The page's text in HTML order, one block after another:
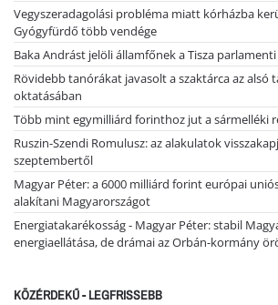
Vegyszeradagolási probléma miatt kórházba
Gyógyfürdő több vendége
Baka Andrást jelöli államfőnek a Tisza
Rövidebb tanórákat javasolt a szaktárca az alsó
oktatásában
Több mint egymilliárd forinthoz jut a sármelléki
Ruszin-Szendi Romulusz: az alakulatok
szeptembertől
Magyar Péter: a 6000 milliárd forint európai
alakítani Magyarországot
Energiatakarékosság - Magyar Péter: stabil
energiaellátása, de drámai az Orbán-kormány
KÖZÉRDEKŰ - LEGFRISSEBB